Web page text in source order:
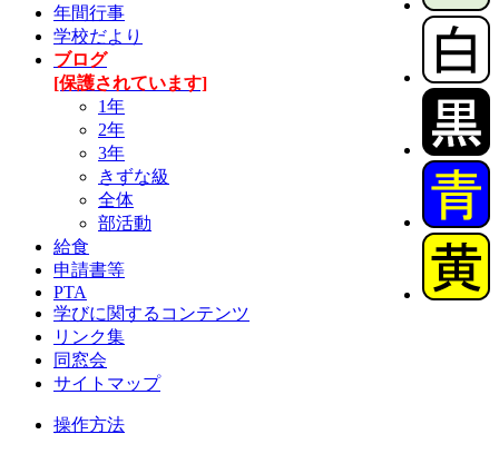
年間行事
学校だより
ブログ
[保護されています]
1年
2年
3年
きずな級
全体
部活動
給食
申請書等
PTA
学びに関するコンテンツ
リンク集
同窓会
サイトマップ
操作方法